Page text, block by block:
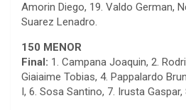
Amorin Diego, 19. Valdo German,
Suarez Lenadro.
150 MENOR
Final: 1. Campana Joaquin, 2.
Giaiaime Tobias, 4. Pappalardo
I, 6. Sosa Santino, 7. Irusta